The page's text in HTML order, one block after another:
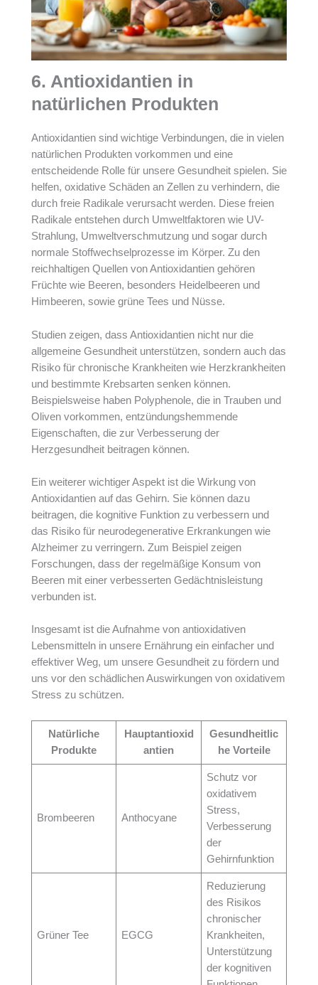
6. Antioxidantien in
natürlichen Produkten
Antioxidantien sind wichtige Verbindungen, die in vielen
natürlichen Produkten vorkommen und eine
entscheidende Rolle für unsere Gesundheit spielen. Sie
helfen, oxidative Schäden an Zellen zu verhindern, die
durch freie Radikale verursacht werden. Diese freien
Radikale entstehen durch Umweltfaktoren wie UV-
Strahlung, Umweltverschmutzung und sogar durch
normale Stoffwechselprozesse im Körper. Zu den
reichhaltigen Quellen von Antioxidantien gehören
Früchte wie Beeren, besonders Heidelbeeren und
Himbeeren, sowie grüne Tees und Nüsse.
Studien zeigen, dass Antioxidantien nicht nur die
allgemeine Gesundheit unterstützen, sondern auch das
Risiko für chronische Krankheiten wie Herzkrankheiten
und bestimmte Krebsarten senken können.
Beispielsweise haben Polyphenole, die in Trauben und
Oliven vorkommen, entzündungshemmende
Eigenschaften, die zur Verbesserung der
Herzgesundheit beitragen können.
Ein weiterer wichtiger Aspekt ist die Wirkung von
Antioxidantien auf das Gehirn. Sie können dazu
beitragen, die kognitive Funktion zu verbessern und
das Risiko für neurodegenerative Erkrankungen wie
Alzheimer zu verringern. Zum Beispiel zeigen
Forschungen, dass der regelmäßige Konsum von
Beeren mit einer verbesserten Gedächtnisleistung
verbunden ist.
Insgesamt ist die Aufnahme von antioxidativen
Lebensmitteln in unsere Ernährung ein einfacher und
effektiver Weg, um unsere Gesundheit zu fördern und
uns vor den schädlichen Auswirkungen von oxidativem
Stress zu schützen.
Natürliche
Produkte
Hauptantioxid
antien
Gesundheitlic
he Vorteile
Brombeeren Anthocyane
Schutz vor
oxidativem
Stress,
Verbesserung
der
Gehirnfunktion
Grüner Tee EGCG
Reduzierung
des Risikos
chronischer
Krankheiten,
Unterstützung
der kognitiven